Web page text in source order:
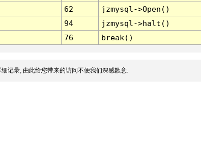
62
jzmysql->Open()
94
jzmysql->halt()
76 break()
记录, 由此给您带来的访问不便我们深感歉意.